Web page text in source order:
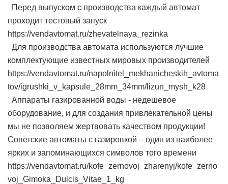
Перед выпуском с производства каждый автомат
проходит тестовый запуск
https://vendavtomat.ru/zhevatelnaya_rezinka
Для производства автомата используются лучшие
комплектующие известных мировых производителей
https://vendavtomat.ru/napolnitel_mekhanicheskih_avtoma
tov/igrushki_v_kapsule_28mm_34mm/lizun_mysh_k28
Аппараты газированной воды - недешевое
оборудование, и для создания привлекательной цены
мы не позволяем жертвовать качеством продукции!
Советские автоматы с газировкой – один из наиболее
ярких и запоминающихся символов того времени
https://vendavtomat.ru/kofe_zernovoj_zharenyj/kofe_zerno
voj_Gimoka_Dulcis_Vitae_1_kg